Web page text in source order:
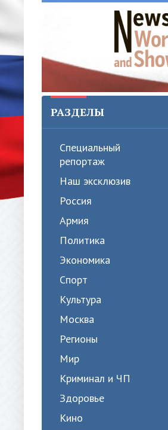
РАЗДЕЛЫ
Специальный
репортаж
Наш эксклюзив
Россия
Армия
Политика
Экономика
Спорт
Культура
Москва
Регионы
Мир
Криминал и ЧП
Здоровье
Кино